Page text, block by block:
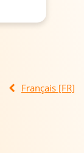
Français [FR]